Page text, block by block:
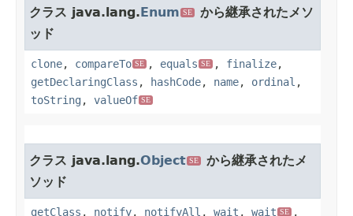
クラス java.lang.Enum SE
から継承されたメソ
ッド
clone, compareTo SE , equals SE , finalize,
getDeclaringClass , hashCode, name, ordinal ,
toString , valueOf SE
クラス java.lang.Object SE
から継承されたメ
ソッド
getClass , notify, notifyAll , wait , wait SE
,